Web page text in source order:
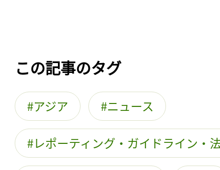
この記事のタグ
アジア ニュース
レポーティング・ガイドライン・